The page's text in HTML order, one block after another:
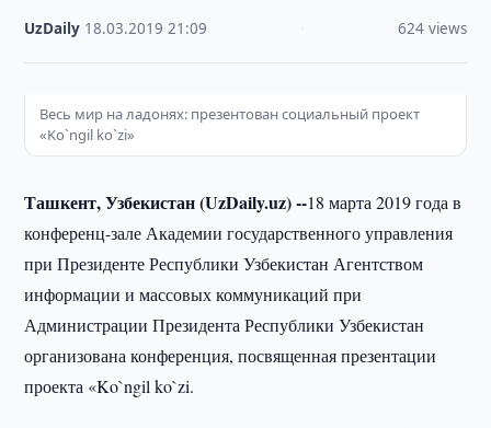
UzDaily 18.03.2019 ·21:09 624 views
Весь мир на ладонях: презентован социальный проект
«Ko`ngil ko`zi»
Ташкент, Узбекистан (UzDaily.uz) --18 марта 2019 года в
конференц-зале Академии государственного управления
при Президенте Республики Узбекистан Агентством
информации и массовых коммуникаций при
Администрации Президента Республики Узбекистан
организована конференция, посвященная презентации
проекта «Ko`ngil ko`zi.